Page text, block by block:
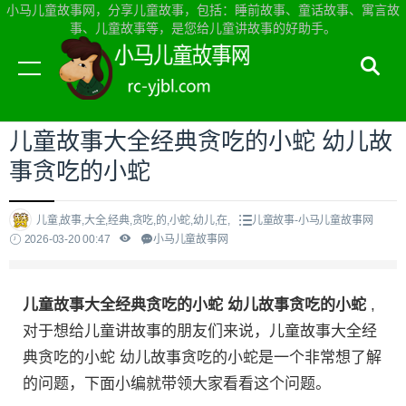
小马儿童故事网，分享儿童故事，包括：睡前故事、童话故事、寓言故
事、儿童故事等，是您给儿童讲故事的好助手。
当前位置：小马儿童故事网首页>儿童故事
儿童故事大全经典贪吃的小蛇 幼儿故
事贪吃的小蛇
儿童,故事,大全,经典,贪吃,的,小蛇,幼儿,在,
儿童故事-小马儿童故事网
2026-03-20 00:47
小马儿童故事网
儿童故事大全经典贪吃的小蛇 幼儿故事贪吃的小蛇 ,
对于想给儿童讲故事的朋友们来说，儿童故事大全经
典贪吃的小蛇 幼儿故事贪吃的小蛇是一个非常想了解
的问题，下面小编就带领大家看看这个问题。